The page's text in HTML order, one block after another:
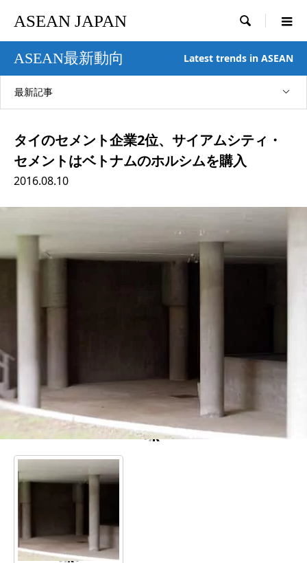
ASEAN JAPAN 
ASEAN最新動向 Latest trends in ASEAN
最新記事
タイのセメント企業2位、サイアムシティ・
セメントはベトナムのホルシムを購入
2016.08.10